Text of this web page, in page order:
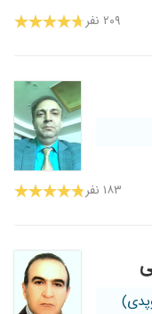
۲۰۹ نفر
۱۸۳ نفر